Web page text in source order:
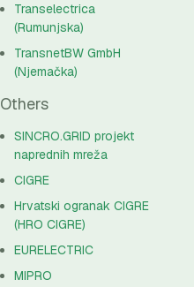
Transelectrica
(Rumunjska)
TransnetBW GmbH
(Njemačka)
Others
SINCRO.GRID projekt
naprednih mreža
CIGRE
Hrvatski ogranak CIGRE
(HRO CIGRE)
EURELECTRIC
MIPRO